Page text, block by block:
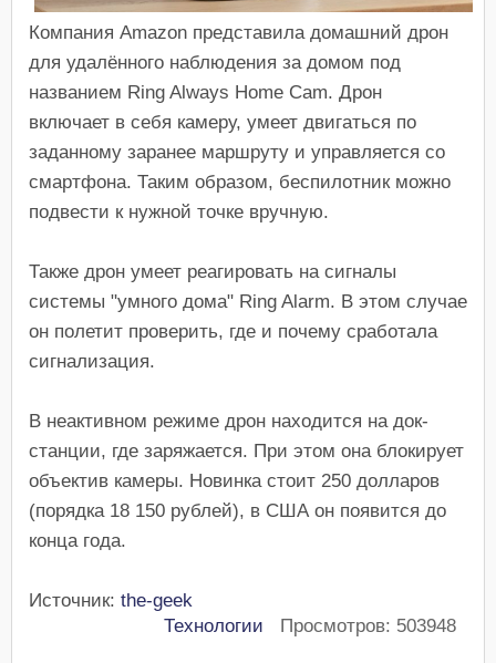
Компания Amazon представила домашний дрон
для удалённого наблюдения за домом под
названием Ring Always Home Cam. Дрон
включает в себя камеру, умеет двигаться по
заданному заранее маршруту и управляется со
смартфона. Таким образом, беспилотник можно
подвести к нужной точке вручную.
Также дрон умеет реагировать на сигналы
системы "умного дома" Ring Alarm. В этом случае
он полетит проверить, где и почему сработала
сигнализация.
В неактивном режиме дрон находится на док-
станции, где заряжается. При этом она блокирует
объектив камеры. Новинка стоит 250 долларов
(порядка 18 150 рублей), в США он появится до
конца года.
Источник: the-geek
Технологии Просмотров: 503948